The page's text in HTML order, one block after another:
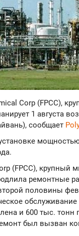
Corp (FPCC),
1 августа
сообщает
(FPCC), крупный
ремонтные
половины
и 600 тыс. тонн
был вызван